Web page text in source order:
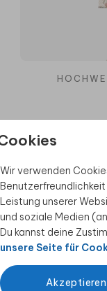
Wir verwenden
Leistung unserer
und soziale Medien
Du kannst deine
unsere Seite für
Akzeptieren